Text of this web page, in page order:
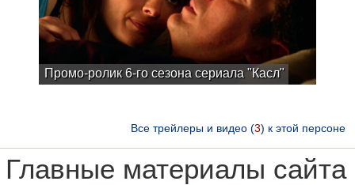
Промо-ролик 6-го сезона сериала "Касл"
Все трейлеры и видео (3) к этой персоне
Главные материалы сайта